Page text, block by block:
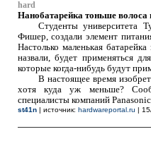
hard
Нанобатарейка тоньше волоса
Студенты
Фишер, создали элемент
Настолько маленькая
назвали, будет применяться
которые когда-нибудь будут
В настоящее время
хотя куда уж меньше?
специалисты компаний
st41n| источник: hardwareportal.ru |